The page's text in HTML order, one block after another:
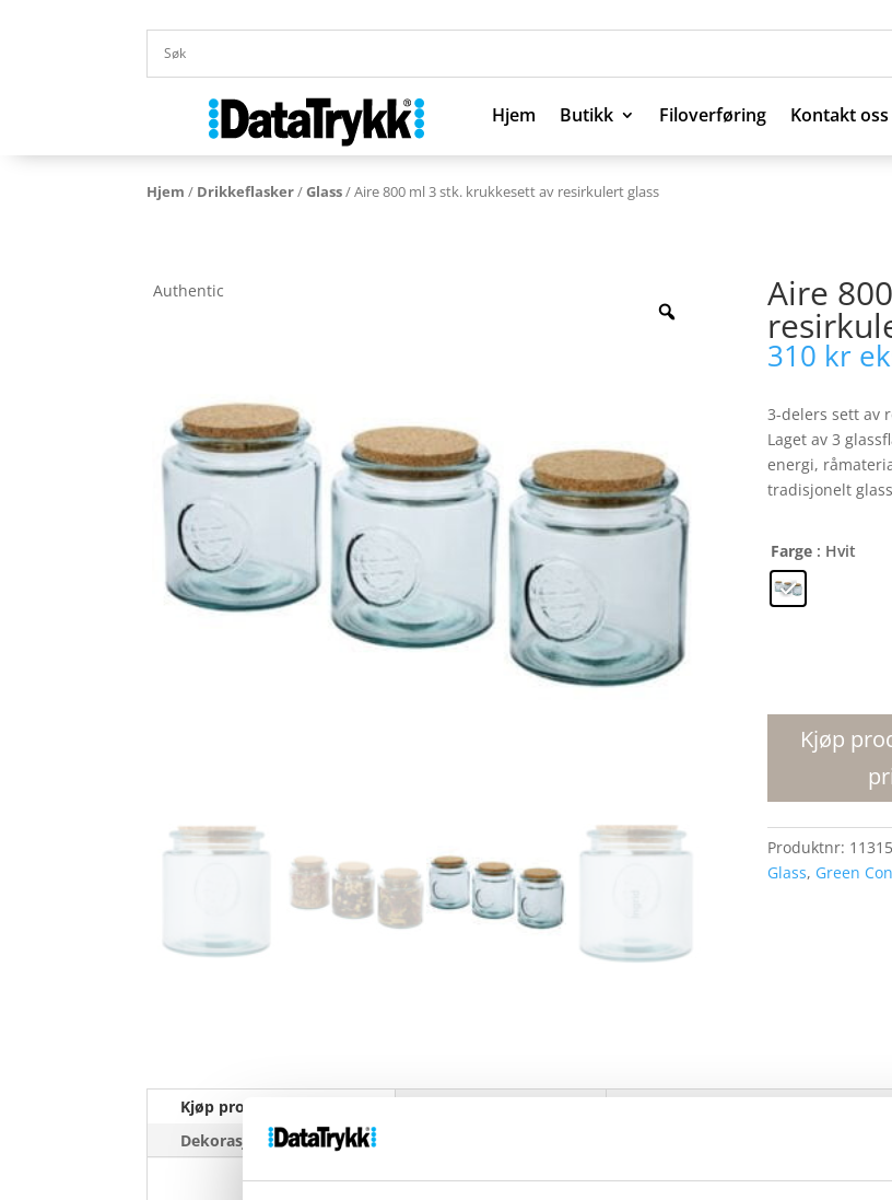
Hjem Butikk Filoverføring Kontakt oss
Hjem Butikk Filoverføring Kontakt oss
Hjem / Drikkeflasker/Glass/ Aire 800 ml 3 stk. krukkesett av resirkulert glass
Authentic Aire
310 kr
3-delers sett av
Laget av 3
energi,
tradisjonelt
Farge : Hvit
krukkesett
av
resirkulert
glass
Kjøp
Produktnr:
Glass, Green
Kjøp produkt uten print
Dekorasjonpriser